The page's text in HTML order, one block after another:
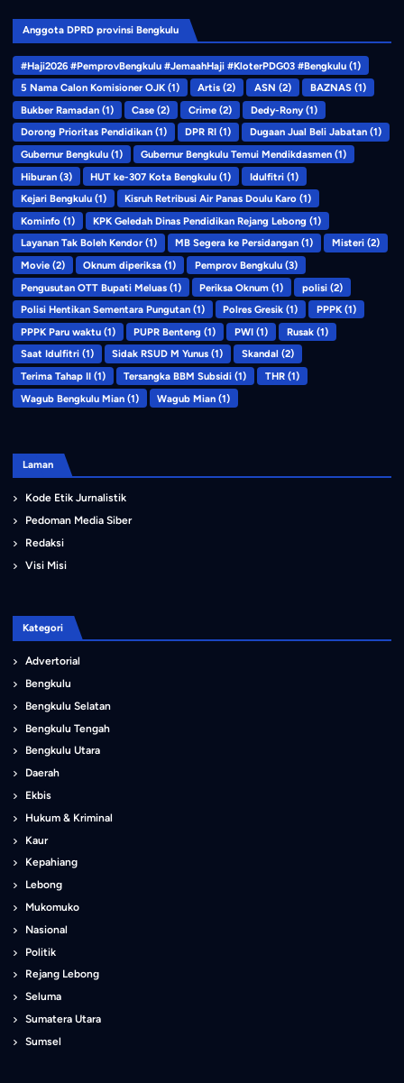
Anggota DPRD provinsi Bengkulu
#Haji2026 #PemprovBengkulu #JemaahHaji #KloterPDG03 #Bengkulu(1)
5 Nama Calon Komisioner OJK(1) Artis (2) ASN (2) BAZNAS (1)
Bukber Ramadan(1) Case (2) Crime (2) Dedy-Rony(1)
Dorong Prioritas Pendidikan(1) DPR RI (1) Dugaan Jual Beli Jabatan (1)
Gubernur Bengkulu(1) Gubernur Bengkulu Temui Mendikdasmen (1)
Hiburan(3) HUT ke-307 Kota Bengkulu (1) Idulfitri (1)
Kejari Bengkulu(1) Kisruh Retribusi Air Panas Doulu Karo (1)
Kominfo(1) KPK Geledah Dinas Pendidikan Rejang Lebong (1)
Layanan Tak Boleh Kendor(1) MB Segera ke Persidangan (1) Misteri (2)
Movie(2) Oknum diperiksa (1) Pemprov Bengkulu (3)
Pengusutan OTT Bupati Meluas(1) Periksa Oknum (1) polisi (2)
Polisi Hentikan Sementara Pungutan(1) Polres Gresik (1) PPPK (1)
PPPK Paru waktu(1) PUPR Benteng (1) PWI (1) Rusak (1)
Saat Idulfitri(1) Sidak RSUD M Yunus (1) Skandal (2)
Terima Tahap II(1) Tersangka BBM Subsidi (1) THR (1)
Wagub Bengkulu Mian(1) Wagub Mian (1)
Laman
Kode Etik Jurnalistik
Pedoman Media Siber
Redaksi
Visi Misi
Kategori
Advertorial
Bengkulu
Bengkulu Selatan
Bengkulu Tengah
Bengkulu Utara
Daerah
Ekbis
Hukum & Kriminal
Kaur
Kepahiang
Lebong
Mukomuko
Nasional
Politik
Rejang Lebong
Seluma
Sumatera Utara
Sumsel